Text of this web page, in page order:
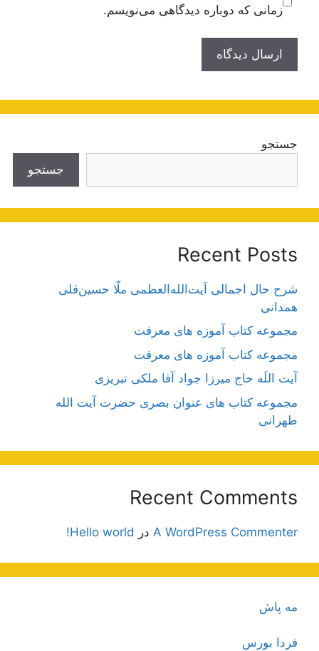
زمانی که دوباره دیدگاهی می‌نویسم.
جستجو
جستجو
Recent Posts
شرح حال اجمالی آیت‌الله‌العظمی ملّا حسین‌قلی
همدانی
مجموعه کتاب آموزه های معرفت
مجموعه کتاب آموزه های معرفت
آیت اللَه حاج میرزا جواد آقا ملکی تبریزی
مجموعه کتاب های عنوان بصری حضرت آیت الله
طهرانی
Recent Comments
A WordPress Commenter در Hello world!
مه پاش
فردا بورس